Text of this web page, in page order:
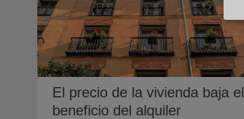
El precio de la vivienda baja el
beneficio del alquiler